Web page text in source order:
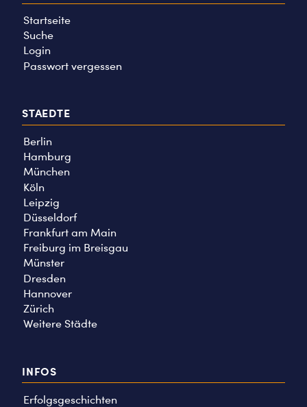
Startseite
Suche
Login
Passwort vergessen
STAEDTE
Berlin
Hamburg
München
Köln
Leipzig
Düsseldorf
Frankfurt am Main
Freiburg im Breisgau
Münster
Dresden
Hannover
Zürich
Weitere Städte
INFOS
Erfolgsgeschichten